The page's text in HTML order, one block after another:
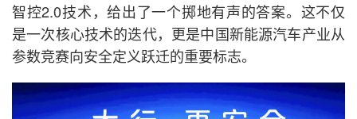
智控2.0技术，给出了一个掷地有声的答案。这不仅
是一次核心技术的迭代，更是中国新能源汽车产业从
参数竞赛向安全定义跃迁的重要标志。